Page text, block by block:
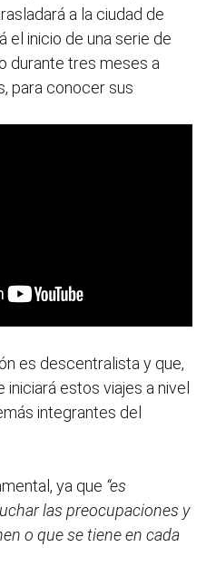
a la ciudad de
el inicio de una serie de
durante tres meses a
para conocer sus
es descentralista y que,
iniciará estos viajes a nivel
integrantes del
ya que “es
las preocupaciones y
o que se tiene en cada